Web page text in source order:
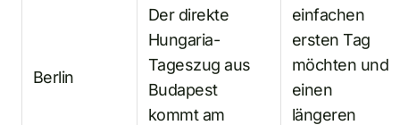
Berlin
Der direkte
Hungaria-
Tageszug aus
Budapest
kommt am
einfachen
ersten Tag
möchten und
einen
längeren